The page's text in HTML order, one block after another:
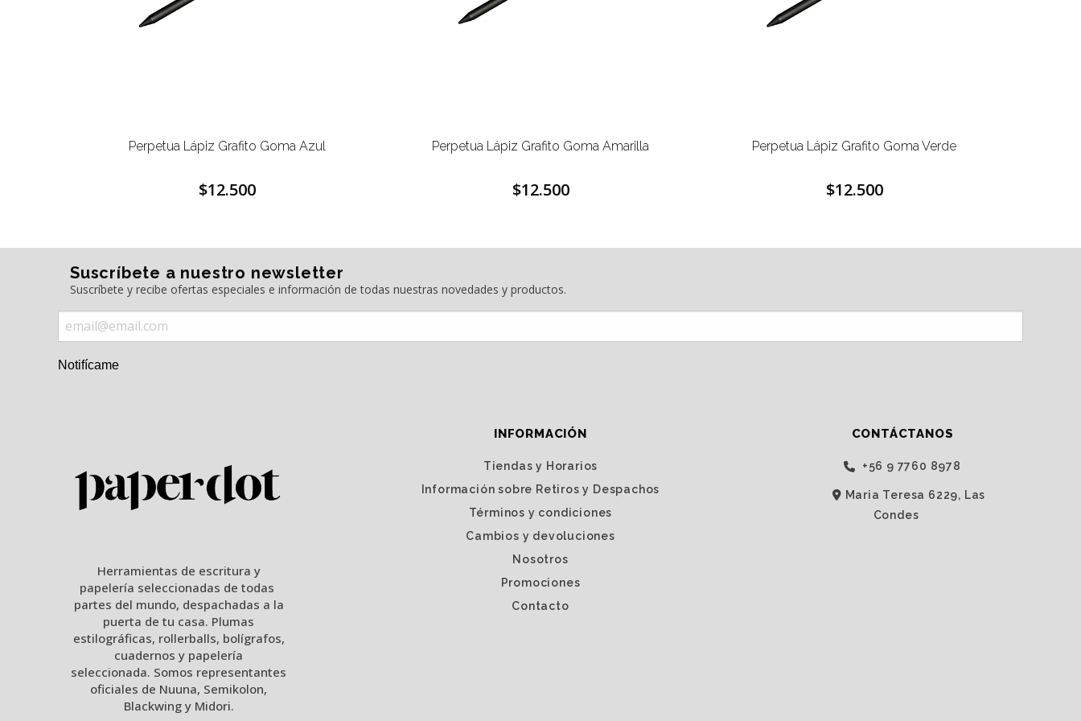
Perpetua Lápiz Grafito Goma Azul
$12.500
Perpetua Lápiz Grafito Goma Amarilla
$12.500
Perpetua Lápiz Grafito Goma Verde
$12.500
Suscríbete a nuestro newsletter
Suscríbete y recibe ofertas especiales e información de todas nuestras novedades y productos.
Notifícame
Herramientas de escritura y
papelería seleccionadas de todas
partes del mundo, despachadas a la
puerta de tu casa. Plumas
estilográficas, rollerballs, bolígrafos,
cuadernos y papelería
seleccionada. Somos representantes
oficiales de Nuuna, Semikolon,
Blackwing y Midori.
INFORMACIÓN
Tiendas y Horarios
Información sobre Retiros y Despachos
Términos y condiciones
Cambios y devoluciones
Nosotros
Promociones
Contacto
CONTÁCTANOS
‭+56 9 7760 8978‬
Maria Teresa 6229, Las
Condes